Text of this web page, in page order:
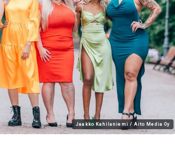
Jaakko Kahilaniemi / Aito Media Oy